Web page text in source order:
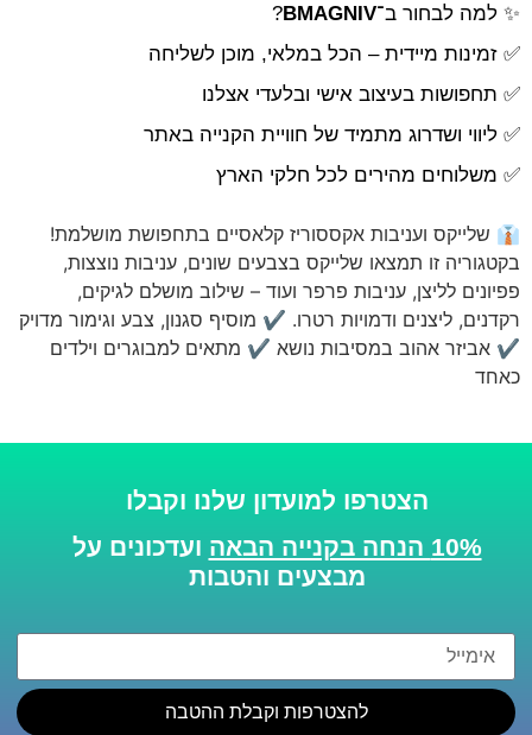
✨ למה לבחור ב־BMAGNIV
?
✅ זמינות מיידית – הכל במלאי, מוכן לשליחה
✅ תחפושות בעיצוב אישי ובלעדי אצלנו
✅ ליווי ושדרוג מתמיד של חוויית הקנייה באתר
✅ משלוחים מהירים לכל חלקי הארץ
👔 שלייקס ועניבות אקססוריז קלאסיים בתחפושת מושלמת!
בקטגוריה זו תמצאו שלייקס בצבעים שונים, עניבות נוצצות,
פפיונים לליצן, עניבות פרפר ועוד – שילוב מושלם לגיקים,
רקדנים, ליצנים ודמויות רטרו. ✔ מוסיף סגנון, צבע וגימור מדויק
✔ אביזר אהוב במסיבות נושא ✔ מתאים למבוגרים וילדים
כאחד
הצטרפו למועדון שלנו וקבלו
10% הנחה בקנייה הבאה
ועדכונים על
מבצעים והטבות
להצטרפות וקבלת ההטבה